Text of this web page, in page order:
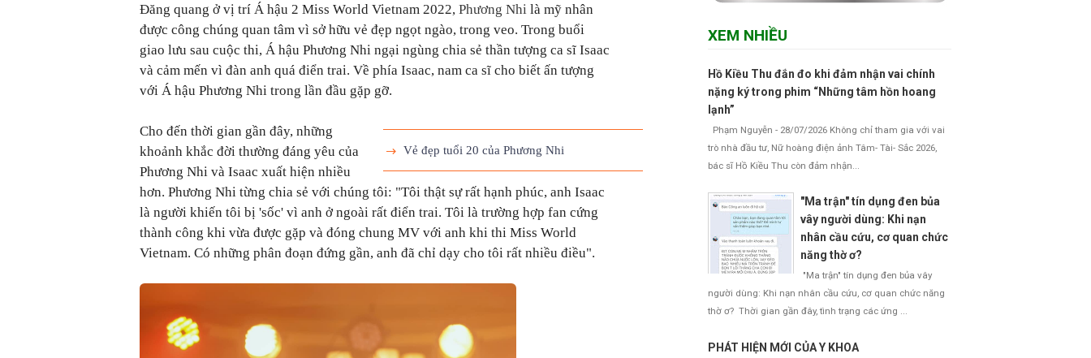
Đăng quang ở vị trí Á hậu 2 Miss World Vietnam 2022, Phương Nhi là mỹ nhân
được công chúng quan tâm vì sở hữu vẻ đẹp ngọt ngào, trong veo. Trong buổi
giao lưu sau cuộc thi, Á hậu Phương Nhi ngại ngùng chia sẻ thần tượng ca sĩ Isaac
và cảm mến vì đàn anh quá điển trai. Về phía Isaac, nam ca sĩ cho biết ấn tượng
với Á hậu Phương Nhi trong lần đầu gặp gỡ.
Vẻ đẹp tuổi 20 của Phương Nhi
Cho đến thời gian gần đây, những
khoảnh khắc đời thường đáng yêu của
Phương Nhi và Isaac xuất hiện nhiều
hơn. Phương Nhi từng chia sẻ với chúng tôi: "Tôi thật sự rất hạnh phúc, anh Isaac
là người khiến tôi bị 'sốc' vì anh ở ngoài rất điển trai. Tôi là trường hợp fan cứng
thành công khi vừa được gặp và đóng chung MV với anh khi thi Miss World
Vietnam. Có những phân đoạn đứng gần, anh đã chỉ dạy cho tôi rất nhiều điều".
XEM NHIỀU
Hồ Kiều Thu đắn đo khi đảm nhận vai chính
nặng ký trong phim “Những tâm hồn hoang
lạnh”
Phạm Nguyễn - 28/07/2026 Không chỉ tham gia với vai
trò nhà đầu tư, Nữ hoàng điện ảnh Tâm- Tài- Sắc 2026,
bác sĩ Hồ Kiều Thu còn đảm nhận...
"Ma trận" tín dụng đen bủa
vây người dùng: Khi nạn
nhân cầu cứu, cơ quan chức
năng thờ ơ?
"Ma trận" tín dụng đen bủa vây
người dùng: Khi nạn nhân cầu cứu, cơ quan chức năng
thờ ơ? Thời gian gần đây, tình trạng các ứng ...
PHÁT HIỆN MỚI CỦA Y KHOA